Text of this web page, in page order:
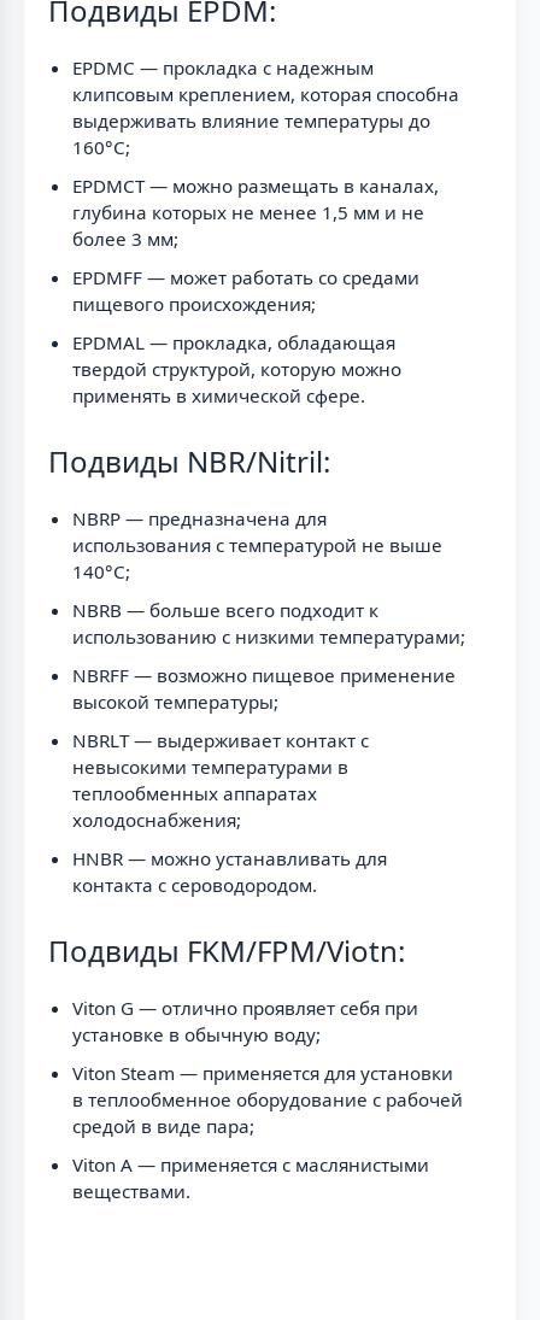
Подвиды EPDM:
EPDMC — прокладка с надежным
клипсовым креплением, которая способна
выдерживать влияние температуры до
160°C;
EPDMCT — можно размещать в каналах,
глубина которых не менее 1,5 мм и не
более 3 мм;
EPDMFF — может работать со средами
пищевого происхождения;
EPDMAL — прокладка, обладающая
твердой структурой, которую можно
применять в химической сфере.
Подвиды NBR/Nitril:
NBRP — предназначена для
использования с температурой не выше
140°C;
NBRB — больше всего подходит к
использованию с низкими температурами;
NBRFF — возможно пищевое применение
высокой температуры;
NBRLT — выдерживает контакт с
невысокими температурами в
теплообменных аппаратах
холодоснабжения;
HNBR — можно устанавливать для
контакта с сероводородом.
Подвиды FKM/FPM/Viotn:
Viton G — отлично проявляет себя при
установке в обычную воду;
Viton Steam — применяется для установки
в теплообменное оборудование с рабочей
средой в виде пара;
Viton A — применяется с маслянистыми
веществами.